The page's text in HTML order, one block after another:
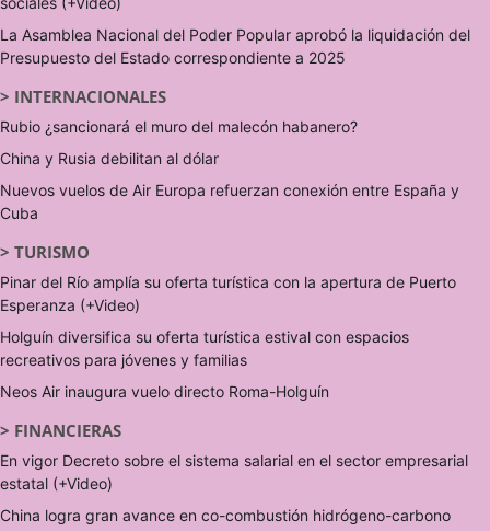
La Asamblea Nacional del Poder Popular aprobó la liquidación del
Presupuesto del Estado correspondiente a 2025
> INTERNACIONALES
Rubio ¿sancionará el muro del malecón habanero?
China y Rusia debilitan al dólar
Nuevos vuelos de Air Europa refuerzan conexión entre España y
Cuba
> TURISMO
Pinar del Río amplía su oferta turística con la apertura de Puerto
Esperanza (+Video)
Holguín diversifica su oferta turística estival con espacios
recreativos para jóvenes y familias
Neos Air inaugura vuelo directo Roma-Holguín
> FINANCIERAS
En vigor Decreto sobre el sistema salarial en el sector empresarial
estatal (+Video)
China logra gran avance en co-combustión hidrógeno-carbono